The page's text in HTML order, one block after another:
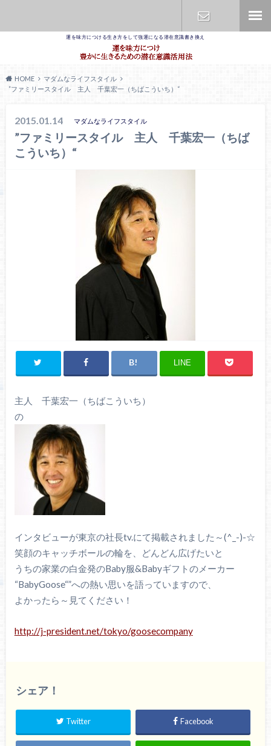
運を味方につける生き方をして強運になる潜在意識書き換え
HOME
マダムなライフスタイル
”ファミリースタイル 主人 千葉宏一（ちばこういち）“
2015.01.14 マダムなライフスタイル
”ファミリースタイル 主人 千葉宏一（ちば
こういち）“
LINE
主人 千葉宏一（ちばこういち）
の
インタビューが東京の社長tv.にて掲載されました～(^_-)-☆
笑顔のキャッチボールの輪を、どんどん広げたいと
うちの家業の白金発のBaby服&Babyギフトのメーカー
“BabyGoose“”への熱い思いを語っていますので、
よかったら～見てください！
http://j-president.net/tokyo/goosecompany
シェア！
Twitter Facebook